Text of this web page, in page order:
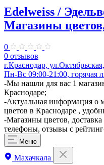
Edelweiss /
Магазины
0
0 отзывов
г.Краснодар,
Пн-Вс 09:00-21:00, горячая
-Мы нашли для вас 1
Краснодаре;
-Актуальная информация о
цветов в Краснодаре ,
-Магазины цветов, доставка
телефоны, отзывы с
Меню
Махачкала